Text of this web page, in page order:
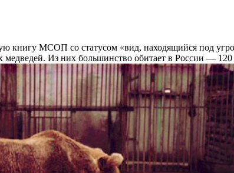
книгу МСОП со статусом «вид, находящийся под
медведей. Из них большинство обитает в России — 120